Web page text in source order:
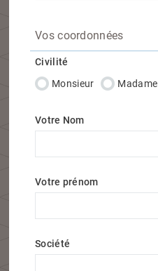
Vos coordonnées
Civilité
Monsieur
Madame
Votre Nom
Votre prénom
Société